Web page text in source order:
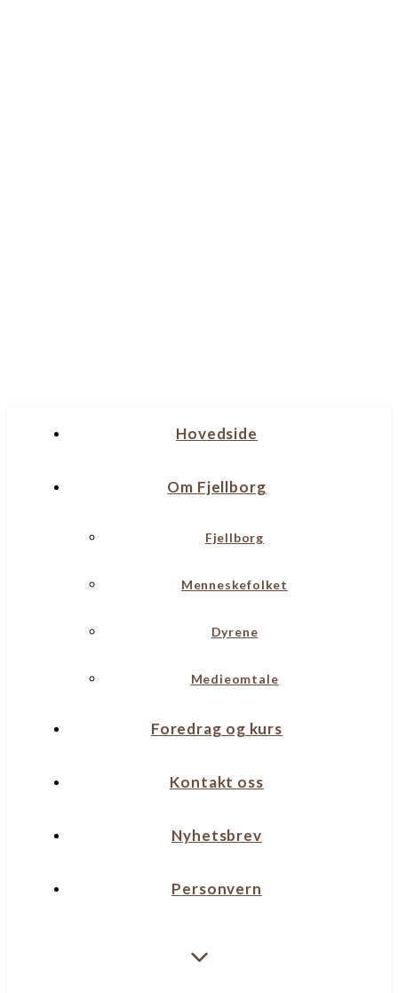
Hovedside
Om Fjellborg
Fjellborg
Menneskefolket
Dyrene
Medieomtale
Foredrag og kurs
Kontakt oss
Nyhetsbrev
Personvern